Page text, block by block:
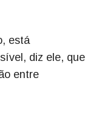
está
diz ele, que
entre